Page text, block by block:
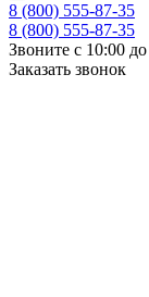
8 (800) 555-87-35
8 (800) 555-87-35
Звоните с 10:00
Заказать звонок